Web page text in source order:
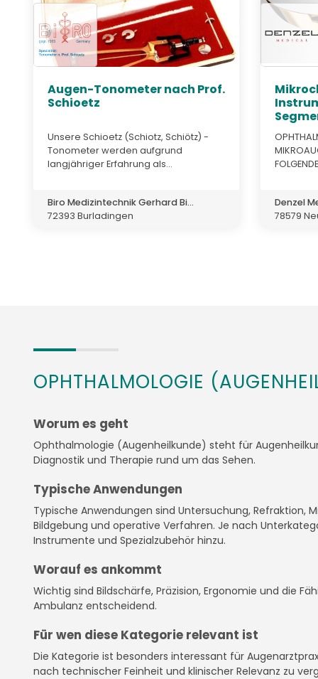
Augen-Tonometer nach Prof.
Schioetz
Unsere Schioetz (Schiotz, Schiötz) -
Tonometer werden aufgrund
langjähriger Erfahrung als...
Biro Medizintechnik Gerhard Bi...
72393 Burladingen
Denzel
78579
OPHTHALMOLOGIE
Worum es geht
Ophthalmologie (Augenheilkunde) steht für
Diagnostik und Therapie rund um das Sehen.
Typische Anwendungen
Typische Anwendungen sind Untersuchung, Refraktion,
Bildgebung und operative Verfahren. Je nach
Instrumente und Spezialzubehör hinzu.
Worauf es ankommt
Wichtig sind Bildschärfe, Präzision, Ergonomie und die
Ambulanz entscheidend.
Für wen diese Kategorie relevant ist
Die Kategorie ist besonders interessant für
nach technischer Feinheit und klinischer Relevanz zu